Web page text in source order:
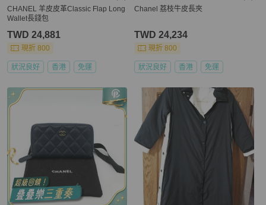
CHANEL 羊皮皮革Classic Flap Long
Wallet長錢包
TWD 24,881
現折 800
狀況良好 香港 免運
Chanel 荔枝牛皮長夾
TWD 24,234
現折 800
狀況良好 香港 免運